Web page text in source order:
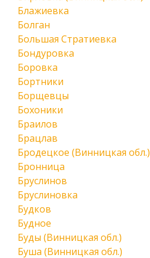
Блажиевка
Болган
Большая Стратиевка
Бондуровка
Боровка
Бортники
Борщевцы
Бохоники
Браилов
Брацлав
Бродецкое (Винницкая обл.)
Бронница
Бруслинов
Бруслиновка
Будков
Будное
Буды (Винницкая обл.)
Буша (Винницкая обл.)